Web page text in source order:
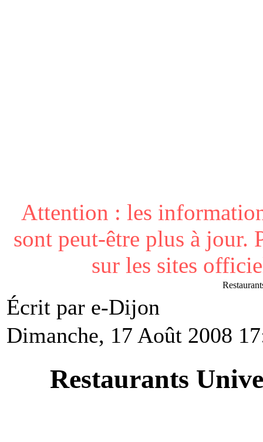
Attention : les
sont peut-être plus à jour.
sur les sites
Écrit par e-Dijon
Dimanche, 17 Août 2008
Restaurants